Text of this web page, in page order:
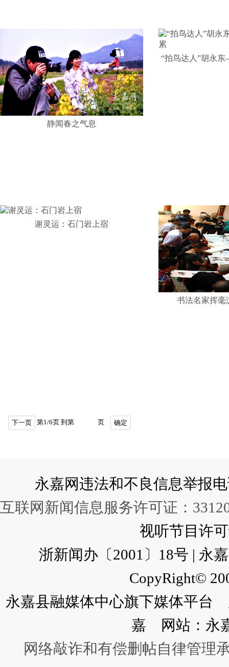
静闻春之气息
“拍鸟达人”胡永
谢灵运：石门岩上宿
书法名家挥毫
下一页 第1/6页 到第 页 确定
永嘉网违法和不良信息举报
互联网新闻信息服务许可证：
视听节目许
浙新闻办〔2001〕18号 | 永
CopyRight©
永嘉县融媒体中心旗下媒体平
嘉 网站：永
网络敲诈和有偿删帖自律管理